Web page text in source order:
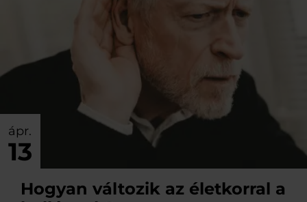
ápr.
13
Hogyan változik az életkorral a